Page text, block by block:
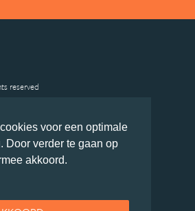
voor een optimale
Door verder te gaan op
akkoord.
reserved
Disclaimer
Cookies